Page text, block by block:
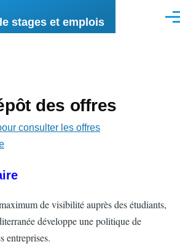
stages et emplois
des offres
consulter les offres
de visibilité auprès des étudiants,
développe une politique de
entreprises.